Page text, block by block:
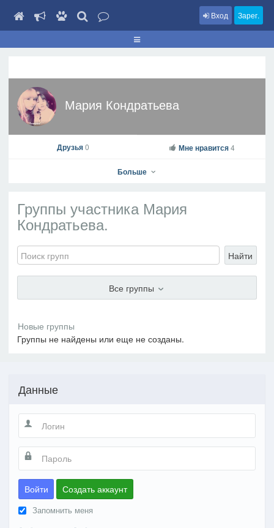
Вход Зарег.
Мария Кондратьева
На профиль
Друзья0 Мне нравится 4
Больше
Группы участника Мария
Кондратьева.
Найти
Все группы
Группы не найдены или еще не созданы.
Данные
Войти Создать аккаунт
Запомнить меня